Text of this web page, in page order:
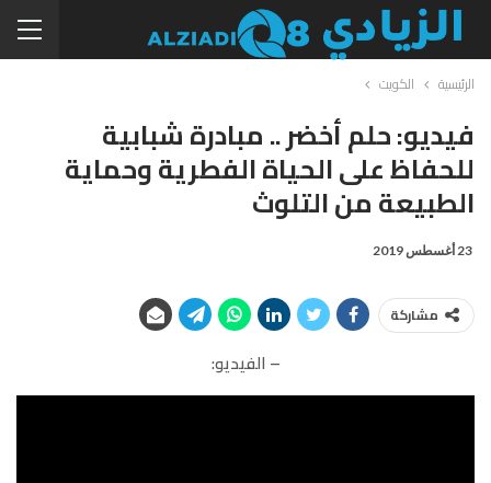
الرئيسية الكويت
فيديو: حلم أخضر .. مبادرة شبابية
للحفاظ على الحياة الفطرية وحماية
الطبيعة من التلوث
23 أغسطس 2019
مشاركة
– الفيديو: